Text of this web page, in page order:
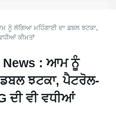
ਨੂੰ ਲੱਗਿਆ ਮਹਿੰਗਾਈ ਦਾ ਡਬਲ ਝਟਕਾ,
ਕੀਮਤਾਂ
News : ਆਮ ਨੂੰ
ਝਟਕਾ, ਪੈਟਰੋਲ-
ਦੀ ਵੀ ਵਧੀਆਂ